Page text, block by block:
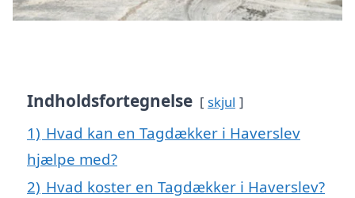
Indholdsfortegnelse skjul
1) Hvad kan en Tagdækker i Haverslev
hjælpe med?
2) Hvad koster en Tagdækker i Haverslev?